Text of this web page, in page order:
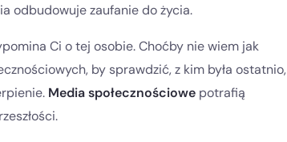
odbudowuje zaufanie do życia.
Ci o tej osobie. Choćby nie wiem jak
by sprawdzić, z kim była ostatnio,
Media społecznościowe potrafią